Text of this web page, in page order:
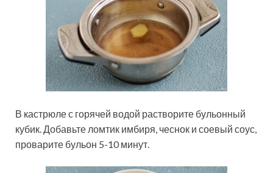
В кастрюле с горячей водой растворите бульонный
кубик. Добавьте ломтик имбиря, чеснок и соевый соус,
проварите бульон 5-10 минут.